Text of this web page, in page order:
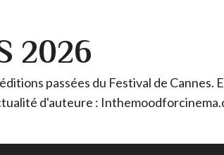
2026
passées du Festival de Cannes.
d'auteure :